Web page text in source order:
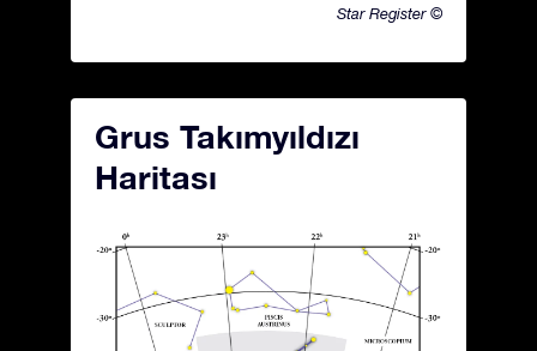
Star Register ©
Grus Takımyıldızı
Haritası